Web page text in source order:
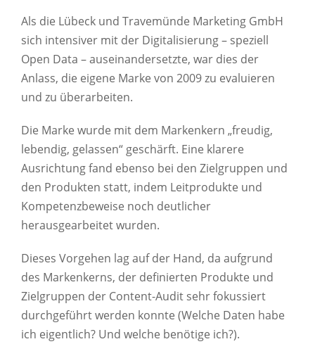
Als die Lübeck und Travemünde Marketing GmbH
sich intensiver mit der Digitalisierung – speziell
Open Data – auseinandersetzte, war dies der
Anlass, die eigene Marke von 2009 zu evaluieren
und zu überarbeiten.
Die Marke wurde mit dem Markenkern „freudig,
lebendig, gelassen“ geschärft. Eine klarere
Ausrichtung fand ebenso bei den Zielgruppen und
den Produkten statt, indem Leitprodukte und
Kompetenzbeweise noch deutlicher
herausgearbeitet wurden.
Dieses Vorgehen lag auf der Hand, da aufgrund
des Markenkerns, der definierten Produkte und
Zielgruppen der Content-Audit sehr fokussiert
durchgeführt werden konnte (Welche Daten habe
ich eigentlich? Und welche benötige ich?).